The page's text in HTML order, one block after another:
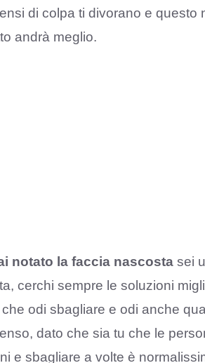
di colpa ti divorano e
andrà meglio.
notato la faccia nascosta sei
cerchi sempre le soluzioni
che odi sbagliare e odi anche
dato che sia tu che le
e sbagliare a volte è